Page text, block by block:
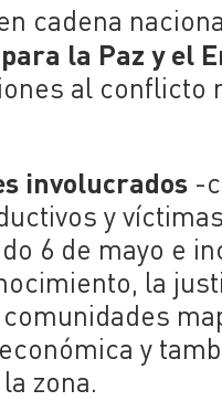
cadena
la Paz y el
al conflicto
involucrados -
y
6 de mayo e
la
y
zona.